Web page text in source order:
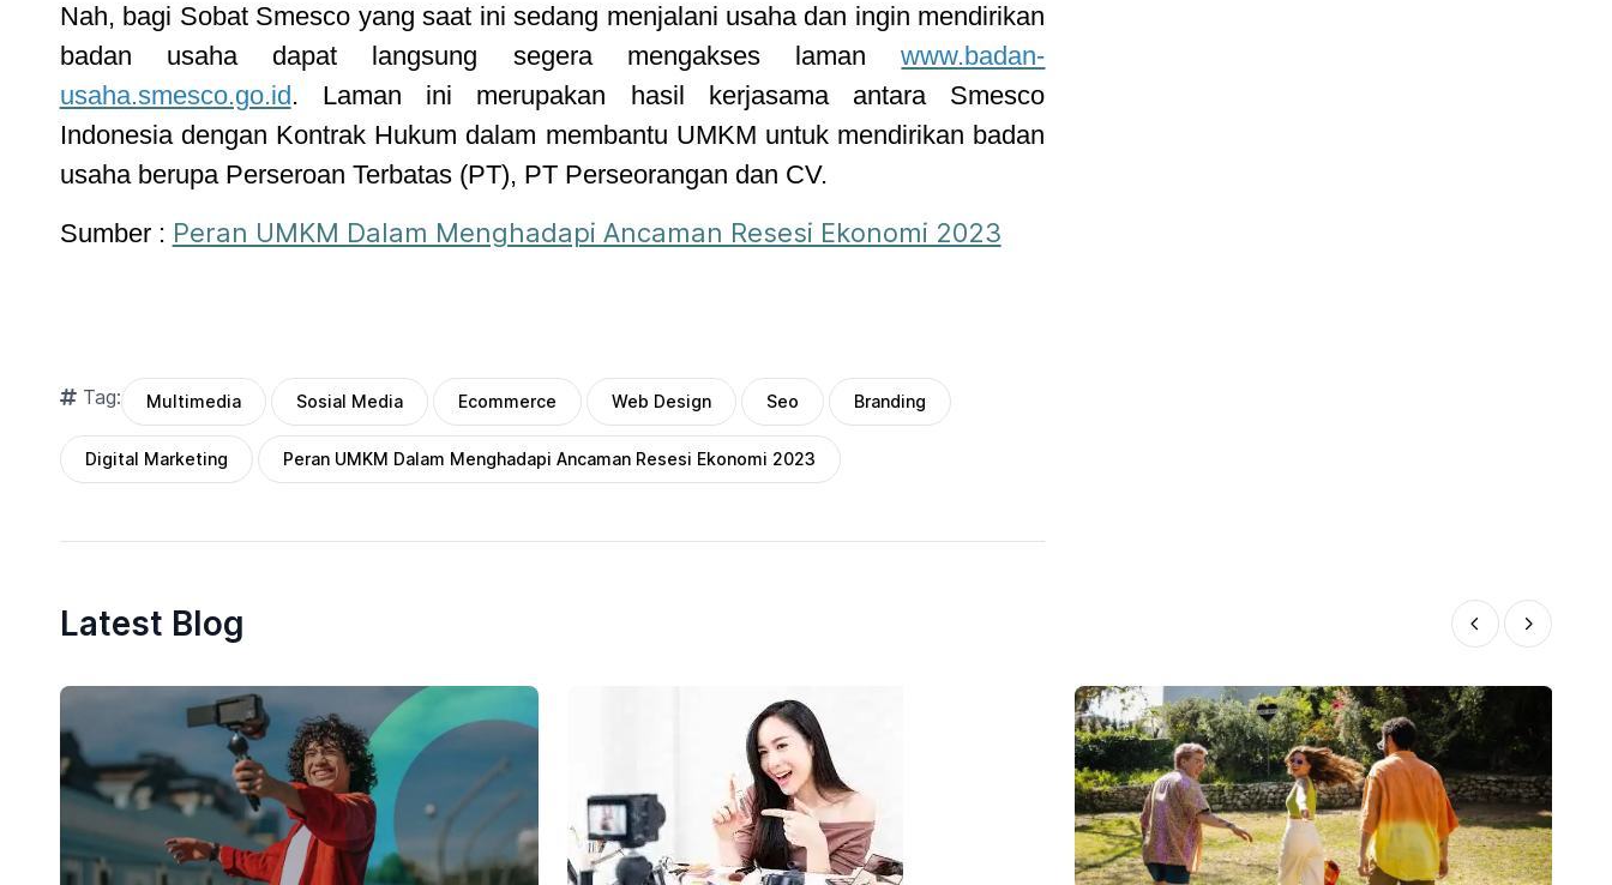
Nah, bagi Sobat Smesco yang saat ini sedang menjalani usaha dan ingin mendirikan
badan usaha dapat langsung segera mengakses lamanwww.badan-
usaha.smesco.go.id. Laman ini merupakan hasil kerjasama antara Smesco
Indonesia dengan Kontrak Hukum dalam membantu UMKM untuk mendirikan badan
usaha berupa Perseroan Terbatas (PT), PT Perseorangan dan CV.
Sumber : Peran UMKM Dalam Menghadapi Ancaman Resesi Ekonomi 2023
Tag: Multimedia Sosial Media Ecommerce Web Design Seo Branding
Digital Marketing Peran UMKM Dalam Menghadapi Ancaman Resesi Ekonomi 2023
Latest Blog